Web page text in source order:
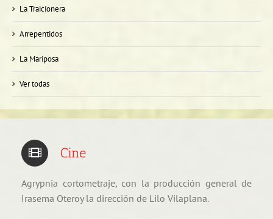
La Traicionera
Arrepentidos
La Mariposa
Ver todas
Cine
Agrypnia cortometraje, con la producción general de
Irasema Oteroy la dirección de Lilo Vilaplana.